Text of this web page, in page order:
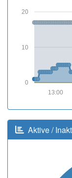
0
10
20
13:00
Aktive /